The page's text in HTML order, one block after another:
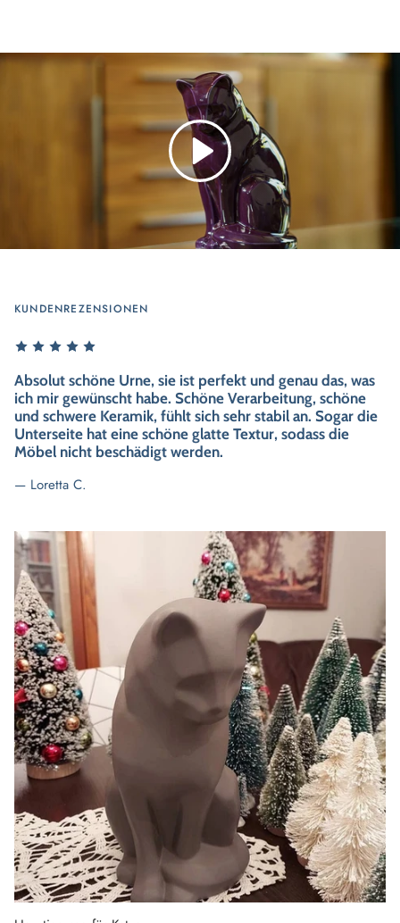
KUNDENREZENSIONEN
die
Katzenurne - Schwarz | Keramik Tierurne